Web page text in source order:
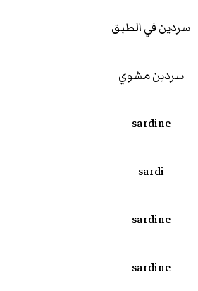
سردين في الطبق
سردين مشوي
sardine
sardi
sardine
sardine